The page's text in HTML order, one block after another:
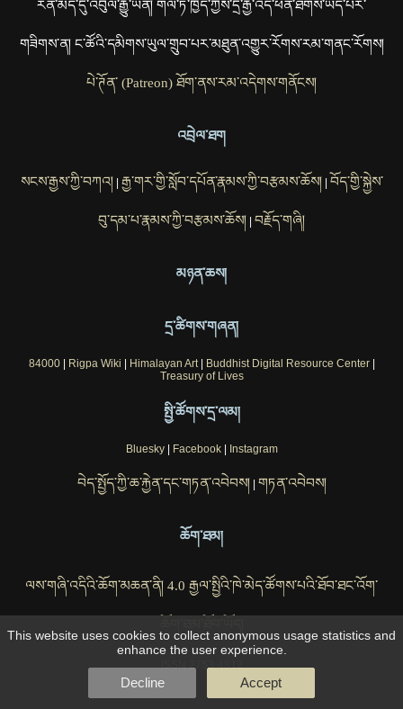
རིན་མེད་དུ་འབུལ་རྒྱུ་ཡིན། གལ་ཏེ་ཁྱེད་ཀྱིས་དྲ་རྒྱ་འདི་ཕན་ཐོགས་ཡོད་པར་
གཟིགས་ན། ང་ཚོའི་དམིགས་ཡུལ་གྲུབ་པར་མཐུན་འགྱུར་རོགས་རམ་གནང་རོགས།
པེ་ཊོན་ (Patreon) ཐོག་ནས་རམ་འདེགས་གནོངས།
འབྲེལ་ཐག
སངས་རྒྱས་ཀྱི་བཀའ། རྒྱ་གར་གྱི་སློབ་དཔོན་རྣམས་ཀྱི་བརྩམས་ཆོས། བོད་གྱི་སྐྱེས་
བུ་དམ་པ་རྣམས་ཀྱི་བརྩམས་ཆོས། བརྗོད་གཞི།
མཉན་ཆས།
དྲ་ཚིགས་གཞན།
84000| Rigpa Wiki Himalayan Art| Buddhist Digital Resource Center|
Treasury of Lives
སྤྱི་ཚོགས་དྲ་ལམ།
Bluesky| Facebook| Instagram
བེད་སྤྱོད་ཀྱི་ཆ་རྐྱེན་དང་གཏན་འབེབས། གཏན་འབེབས།
ཆོག་ཐམ།
ལས་གཞི་འདིའི་ཆོག་མཆན་ནི། 4.0 རྒྱལ་སྤྱིའི་ཁེ་མེད་ཚོགས་པའི་ཐོབ་ཐང་འོག་
ISSN 2753-4812
This website uses cookies to collect anonymous usage statistics and
enhance the user experience.
Decline Accept